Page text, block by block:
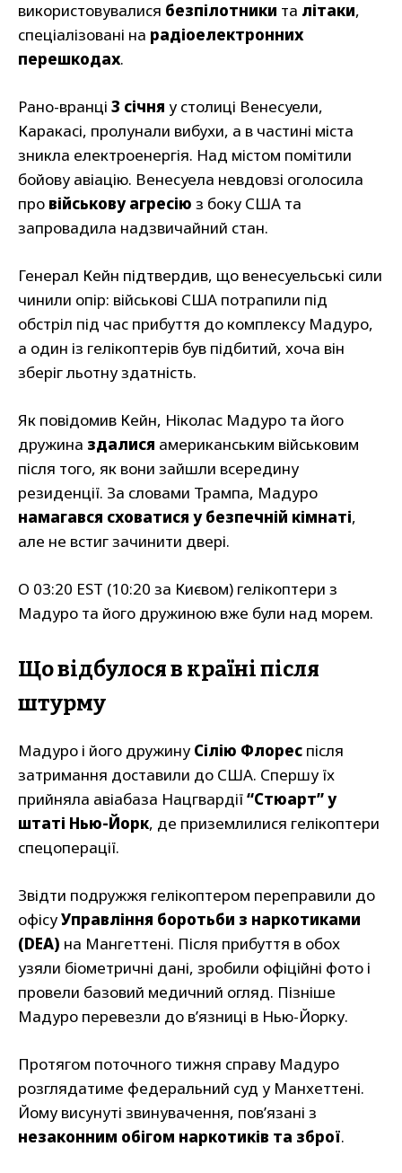
використовувалися безпілотники та літаки,
спеціалізовані на радіоелектронних
перешкодах.
Рано-вранці 3 січня у столиці Венесуели,
Каракасі, пролунали вибухи, а в частині міста
зникла електроенергія. Над містом помітили
бойову авіацію. Венесуела невдовзі оголосила
про військову агресію з боку США та
запровадила надзвичайний стан.
Генерал Кейн підтвердив, що венесуельські сили
чинили опір: військові США потрапили під
обстріл під час прибуття до комплексу Мадуро,
а один із гелікоптерів був підбитий, хоча він
зберіг льотну здатність.
Як повідомив Кейн, Ніколас Мадуро та його
дружина здалися американським військовим
після того, як вони зайшли всередину
резиденції. За словами Трампа, Мадуро
намагався сховатися у безпечній кімнаті,
але не встиг зачинити двері.
О 03:20 EST (10:20 за Києвом) гелікоптери з
Мадуро та його дружиною вже були над морем.
Що відбулося в країні після
штурму
Мадуро і його дружину Сілію Флорес після
затримання доставили до США. Спершу їх
прийняла авіабаза Нацгвардії“Стюарт” у
штаті Нью-Йорк, де приземлилися гелікоптери
спецоперації.
Звідти подружжя гелікоптером переправили до
офісуУправління боротьби з наркотиками
(DEA) на Мангеттені. Після прибуття в обох
узяли біометричні дані, зробили офіційні фото і
провели базовий медичний огляд. Пізніше
Мадуро перевезли до в’язниці в Нью-Йорку.
Протягом поточного тижня справу Мадуро
розглядатиме федеральний суд у Манхеттені.
Йому висунуті звинувачення, пов’язані з
незаконним обігом наркотиків та зброї.